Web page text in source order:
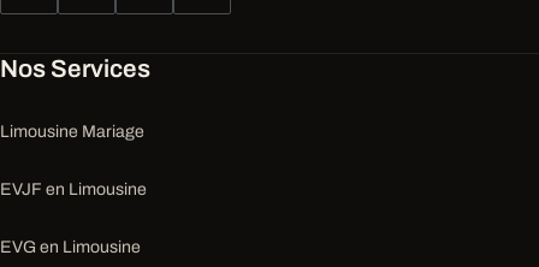
Nos Services
Limousine Mariage
EVJF en Limousine
EVG en Limousine